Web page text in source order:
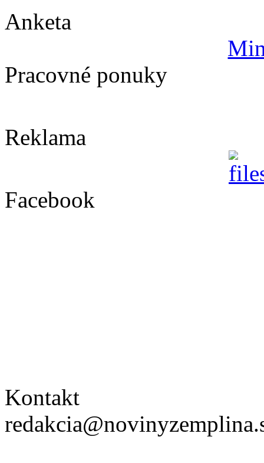
Anketa
Pracovné ponuky
Reklama
Facebook
Kontakt